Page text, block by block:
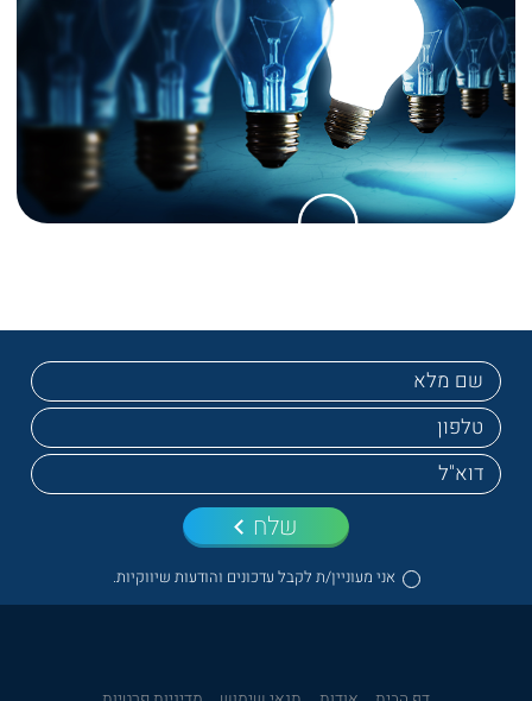
אני מעוניין/ת לקבל עדכונים והודעות שיווקיות.
שלח